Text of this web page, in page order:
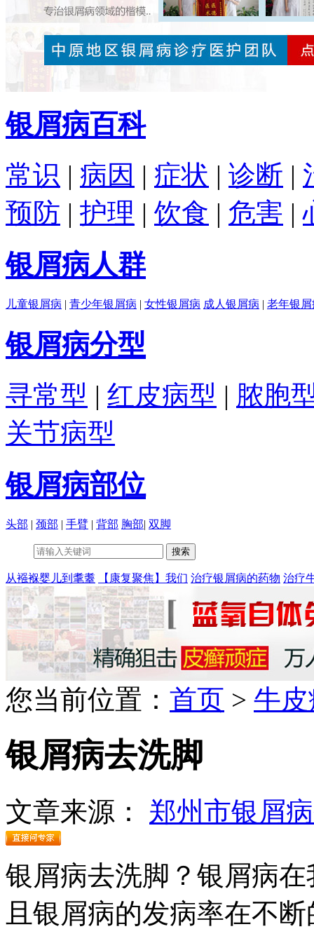
银屑病百科
常识 | 病因 | 症状 | 诊断 |
预防 | 护理 | 饮食 | 危害 |
银屑病人群
儿童银屑病 | 青少年银屑病 | 女性银屑病 成人银屑病 | 老年银屑
银屑病分型
寻常型 | 红皮病型 | 脓胞
关节病型
银屑病部位
头部 | 颈部 | 手臂 | 背部 胸部| 双脚
从襁褓婴儿到耄耋 【康复聚焦】我们 治疗银屑病的药物 治疗
您当前位置： 首页 > 牛
银屑病去洗脚
文章来源： 郑州市银屑
银屑病去洗脚？银屑病
且银屑病的发病率在不